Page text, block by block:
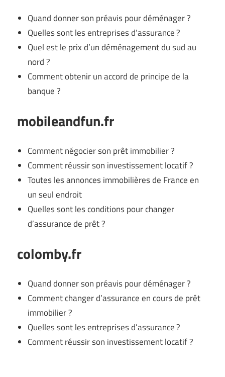
Quand donner son préavis pour déménager ?
Quelles sont les entreprises d’assurance ?
Quel est le prix d’un déménagement du sud au
nord ?
Comment obtenir un accord de principe de la
banque ?
mobileandfun.fr
Comment négocier son prêt immobilier ?
Comment réussir son investissement locatif ?
Toutes les annonces immobilières de France en
un seul endroit
Quelles sont les conditions pour changer
d’assurance de prêt ?
colomby.fr
Quand donner son préavis pour déménager ?
Comment changer d’assurance en cours de prêt
immobilier ?
Quelles sont les entreprises d’assurance ?
Comment réussir son investissement locatif ?